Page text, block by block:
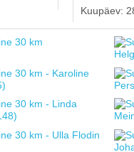
Kuupäev: